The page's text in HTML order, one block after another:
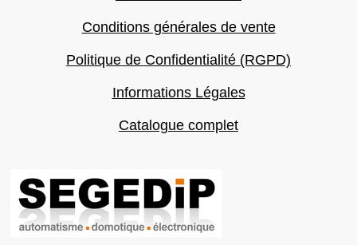
Conditions générales de vente
Politique de Confidentialité (RGPD)
Informations Légales
Catalogue complet